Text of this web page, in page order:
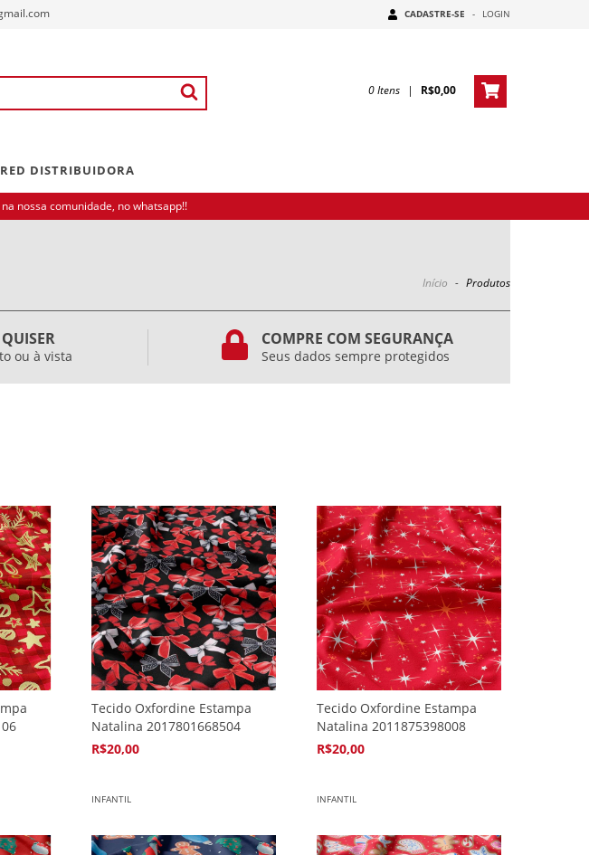
CADASTRE-SE - LOGIN
0Itens | R$0,00
RED DISTRIBUIDORA
nossa comunidade, no whatsapp!!
Início - Produtos
ou à vista
COMPRE COM SEGURANÇA
Seus dados sempre protegidos
Tecido Oxfordine Estampa
Natalina 2017801668504
R$20,00
INFANTIL
Tecido Oxfordine Estampa
Natalina 2011875398008
R$20,00
INFANTIL